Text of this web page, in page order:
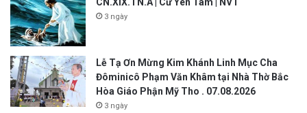
CN.XIX.TN.A | Cứ Yên Tâm | NVT
3 ngày
Lễ Tạ Ơn Mừng Kim Khánh Linh Mục Cha
Đôminicô Phạm Văn Khâm tại Nhà Thờ Bắc
Hòa Giáo Phận Mỹ Tho . 07.08.2026
3 ngày